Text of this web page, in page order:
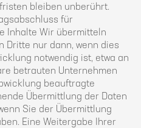
bleiben unberührt.
für
Inhalte Wir übermitteln
Dritte nur dann, wenn dies
notwendig ist, etwa an
betrauten Unternehmen
beauftragte
Übermittlung der Daten
Sie der Übermittlung
Eine Weitergabe Ihrer